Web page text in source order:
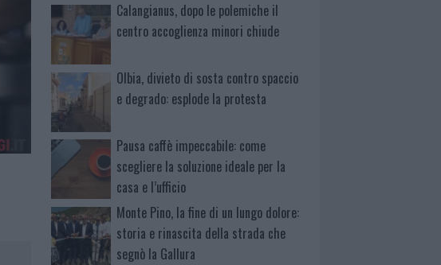
Calangianus, dopo le polemiche il
centro accoglienza minori chiude
Olbia, divieto di sosta contro spaccio
e degrado: esplode la protesta
Pausa caffè impeccabile: come
scegliere la soluzione ideale per la
casa e l’ufficio
Monte Pino, la fine di un lungo dolore:
storia e rinascita della strada che
segnò la Gallura